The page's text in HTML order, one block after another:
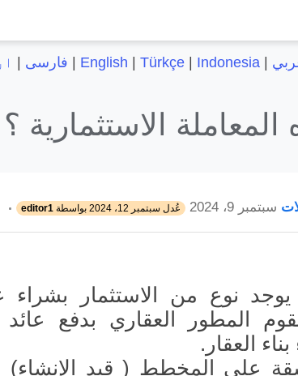
|
English Türkçe| Indonesia فارسی
الاستثمارية ؟
سبتمبر 9، 2024 عُدل سبتمبر 12، 2024 بواسطة editor1
يوجد نوع من الاستثمار بشراء
المطور العقاري بدفع عائد
العقار.